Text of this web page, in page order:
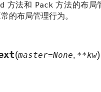
方法和 Pack 方法的布局
的布局管理行为。
(master=None, **kw)